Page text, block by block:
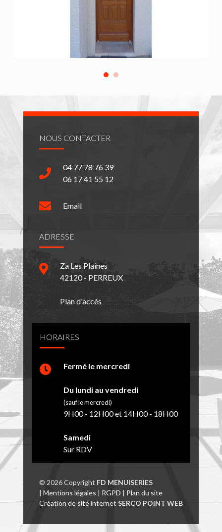
NOUS CONTACTER
04 77 78 76 39
06 17 41 55 12
Email
ADRESSE
Za Les Plaines
42120 - PERREUX
Plan d'accès
© 2026 Copyright FD MENUISERIES
| Mentions légales | RGPD | Plan du site
Création de site internet SERCO POINT WEB
HORAIRES
Fermé le mercredi
Du lundi au vendredi
(sauf le mercredi)
9H00 - 12H00 et 14H00 - 18H00
Samedi
Sur RDV